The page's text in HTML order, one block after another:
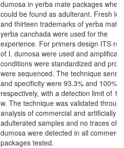
dumosa in yerba mate packages when
could be found as adulterant. Fresh
and thirteen trademarks of yerba mate
yerba canchada were used for the
experience. For primers design ITS
of I. dumosa were used and
conditions were standardized and
were sequenced. The technique
and specificity were 93.3% and 100%
respectively, with a detection limit of
w. The technique was validated
analysis of commercial and artificially
adulterated samples and no traces of I.
dumosa were detected in all
packages tested.